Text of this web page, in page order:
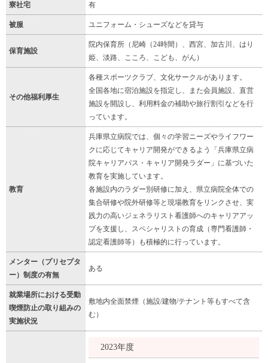
寮社宅 有
被服 ユニフォーム・シューズなどを貸与
保育施設
院内保育所（尼崎（24時間）、西宮、加古川、はり
姫、淡路、こころ、こども、がん）
その他福利厚生
各種スポーツクラブ、文化サークルがあります。
全国各地に宿泊施設を指定し、また会員施設、直営
施設を開設し、利用料金の補助や旅行割引などを行
っています。
教育
兵庫県立病院では、個々の学習ニーズやライフワー
クに応じてキャリア開発ができるよう「兵庫県立病
院キャリアパス・キャリア開発ラダー」に基づいた
教育を実施しています。
各施設内のラダー別研修に加え、県立病院全体での
集合研修や院外研修等と現場教育をリンクさせ、実
践力の高いジェネラリスト看護師へのキャリアアッ
プを支援し、スペシャリストの育成（専門看護師・
認定看護師等）も積極的に行っています。
メンター（プリセプタ
ー）制度の有無
ある
就業場所における受動
喫煙防止の取り組みの
実施状況
敷地内全面禁煙（施設/建物/テナント等もすべて含
む）
2023年度